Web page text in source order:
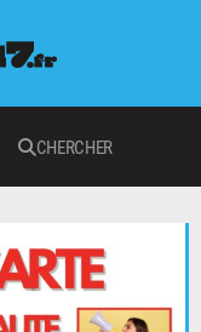
CHERCHER